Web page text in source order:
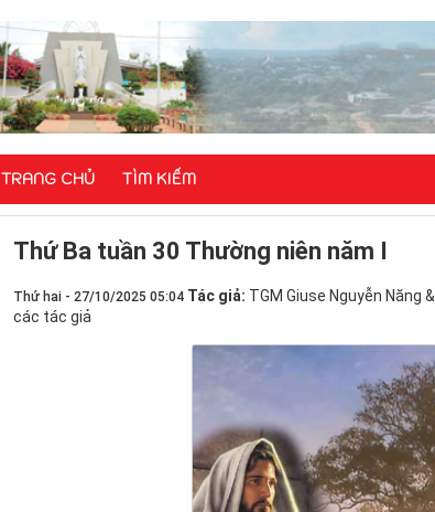
TRANG CHỦ TÌM KIẾM
Thứ Ba tuần 30 Thường niên năm I
Thứ hai - 27/10/2025 05:04 Tác giả: TGM Giuse Nguyễn Năng &
các tác giả